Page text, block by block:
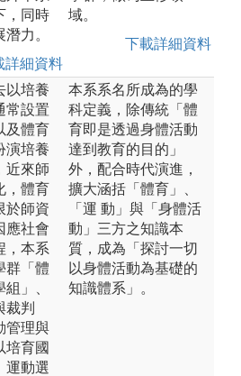
，同時
力。
詳細資料
域。
下載詳細資料
以培養
常設置
及體育
演培養
近來師
，體育
於師資
應社會
，本系
群「體
」、
裁判
管理與
培育國
運動選
本系系名所成為的學
科定義，除傳統「體
育即是透過身體活動
達到教育的目的」
外，配合時代演進，
擴大涵括「體育」、
「運 動」與「身體活
動」三方之知識本
質，成為「探討一切
以身體活動為基礎的
知識體系」。